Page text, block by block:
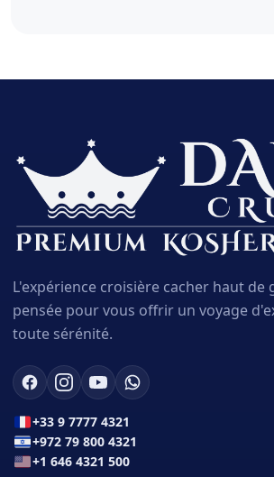
L'expérience croisière cacher haut de
pensée pour vous offrir un voyage
toute sérénité.
+33 9 7777 4321
+972 79 800 4321
+1 646 4321 500